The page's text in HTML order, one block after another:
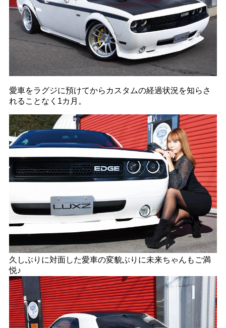
愛車をラグジに預けてからカスタムの経過状況を知らさ
れることなく1カ月。
久しぶりに対面した愛車の変貌ぶりに未来ちゃんもご満
悦♪